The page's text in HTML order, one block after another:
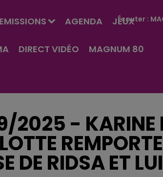
EMISSIONS AGENDA JEUX
DIRECT VIDÉO MAGNUM 80
Écouter :
2025 - KARINE
DE RIDSA ET